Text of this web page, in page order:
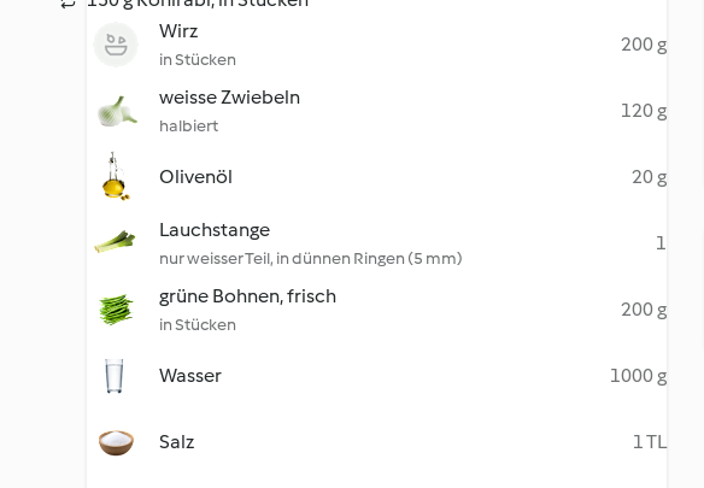
Wirz
in Stücken
200 g
weisse Zwiebeln
halbiert
120 g
Olivenöl 20 g
Lauchstange
nur weisser Teil, in dünnen Ringen (5 mm)
1
grüne Bohnen, frisch
in Stücken
200 g
Wasser 1000 g
Salz 1 TL